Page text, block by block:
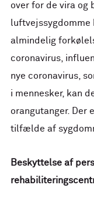
over for de vira og
almindelig
coronavirus,
nye coronavirus,
i mennesker, kan
orangutanger. Der
tilfælde af
Beskyttelse af